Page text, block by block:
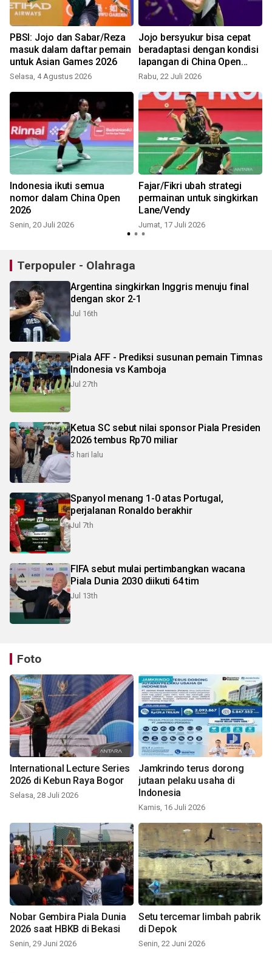
PBSI: Jojo dan Sabar/Reza
masuk dalam daftar pemain
untuk Asian Games 2026
Selasa, 4 Agustus 2026
Jojo bersyukur bisa cepat
beradaptasi dengan kondisi
lapangan di China Open
2026
Rabu, 22 Juli 2026
Indonesia ikuti semua
nomor dalam China Open
2026
Senin, 20 Juli 2026
Fajar/Fikri ubah strategi
permainan untuk singkirkan
Lane/Vendy
Jumat, 17 Juli 2026
Terpopuler - Olahraga
Argentina singkirkan Inggris menuju final
dengan skor 2-1
Jul 16th
Piala AFF - Prediksi susunan pemain Timnas
Indonesia vs Kamboja
Jul 27th
Ketua SC sebut nilai sponsor Piala Presiden
2026 tembus Rp70 miliar
3 hari lalu
Spanyol menang 1-0 atas Portugal,
perjalanan Ronaldo berakhir
Jul 7th
FIFA sebut mulai pertimbangkan wacana
Piala Dunia 2030 diikuti 64 tim
Jul 13th
Foto
International Lecture Series
2026 di Kebun Raya Bogor
Selasa, 28 Juli 2026
Jamkrindo terus dorong
jutaan pelaku usaha di
Indonesia
Kamis, 16 Juli 2026
Nobar Gembira Piala Dunia
2026 saat HBKB di Bekasi
Senin, 29 Juni 2026
Setu tercemar limbah pabrik
di Depok
Senin, 22 Juni 2026